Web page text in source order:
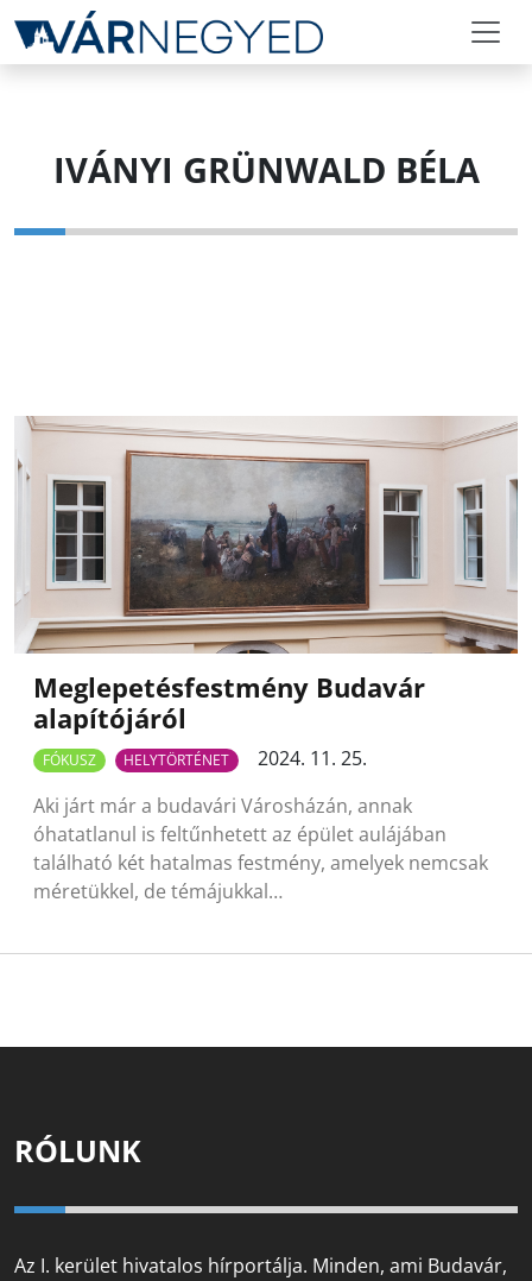
IVÁNYI GRÜNWALD BÉLA
Meglepetésfestmény Budavár
alapítójáról
FÓKUSZ HELYTÖRTÉNET
2024. 11. 25.
Aki járt már a budavári Városházán, annak
óhatatlanul is feltűnhetett az épület aulájában
található két hatalmas festmény, amelyek nemcsak
méretükkel, de témájukkal…
RÓLUNK
Az I. kerület hivatalos hírportálja. Minden, ami Budavár,